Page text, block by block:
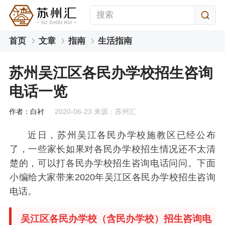
首页 文章 指南 生活指南
苏州吴江区各民办学校招生咨询
电话一览
作者：白衬 2020-06-23 来源：苏州汇
近日，苏州吴江各民办学校施教区已经公布
了，一些家长如果对各民办学校招生情况还不太清
楚的，可以打各民办学校招生咨询电话问问。下面
小编给大家带来2020年吴江区各民办学校招生咨询
电话。
吴江区各民办学校（含民办学校）招生咨询电